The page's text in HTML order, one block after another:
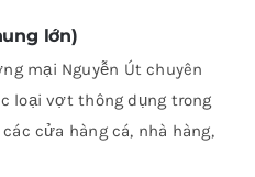
lớn)
mại Nguyễn Út chuyên
loại vợt thông dụng trong
cửa hàng cá, nhà hàng,